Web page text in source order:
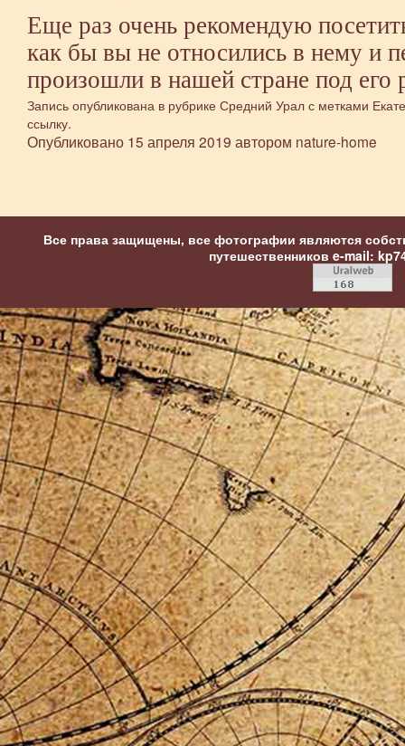
Еще раз очень рекомендую
как бы вы не относились в нему и
произошли в нашей стране под его
Запись опубликована в рубрике Средний Уралс метками
ссылку.
Опубликовано 15 апреля 2019 автором nature-home
Все права защищены, все фотографии являются
путешественников e-mail: